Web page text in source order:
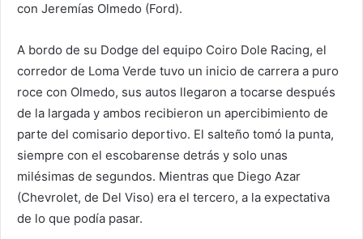
con Jeremías Olmedo (Ford).
A bordo de su Dodge del equipo Coiro Dole Racing, el
corredor de Loma Verde tuvo un inicio de carrera a puro
roce con Olmedo, sus autos llegaron a tocarse después
de la largada y ambos recibieron un apercibimiento de
parte del comisario deportivo. El salteño tomó la punta,
siempre con el escobarense detrás y solo unas
milésimas de segundos. Mientras que Diego Azar
(Chevrolet, de Del Viso) era el tercero, a la expectativa
de lo que podía pasar.